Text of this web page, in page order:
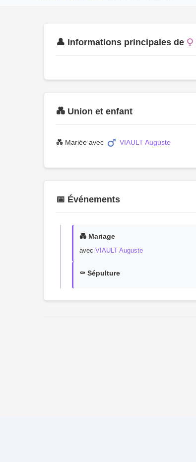
👤 Informations principales de
💑 Union et enfant
💑 Mariée avec VIAULT Auguste
📅 Événements
💑 Mariage
avec VIAULT Auguste
⚰️ Sépulture